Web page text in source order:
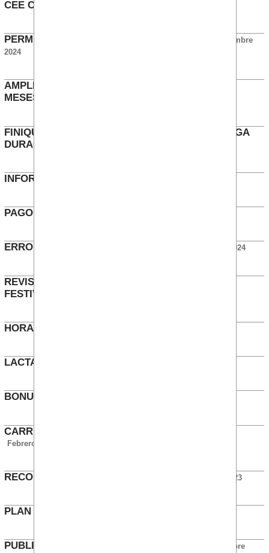
CEE CÁLCULO COMPONENTES
PERMISO POR FUERZA MAYOR - ART 39-7
Diciembre
2024
AMPLIAR ACUERDO PREJUBILACIÓN A 63 Y 5
MESES
FINIQUITO DE VACACIONES EN BAJAS DE LARGA
DURACIÓN
INFORMACIÓN BECARIOS
PAGO DE RAE A NIVEL 12 BANCA
ERROR NIVELES DE CONSULTORÍA Septiembre 2024
REVISIÓN IMPORTE MÁXIMO TRABAJO EN
FESTIVOS
HORARIO OFICINA 5900
LACTANCIA ERRÓNEA EN INTRANET
BONUS Y SANCIÓN AUDITORÍA
CARRERA PROFESIONAL DE INTERVENTORES
Febrero 2024
RECONOCIMIENTOS PROSTÁTICOS Diciembre 2023
PLAN IGUALDAD BKSA 2020
PUBLICAR PLANES DE CARRERA SSCC Noviembre